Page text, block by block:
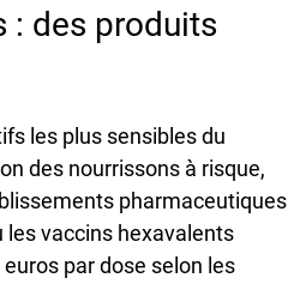
des produits
les plus sensibles du
des nourrissons à risque,
pharmaceutiques
les vaccins hexavalents
par dose selon les